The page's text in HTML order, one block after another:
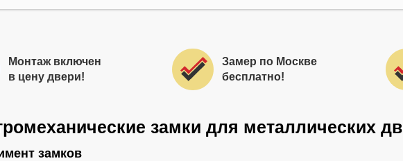
Монтаж включен
в цену двери!
Замер по Москве
бесплатно!
замки для металлических
замков